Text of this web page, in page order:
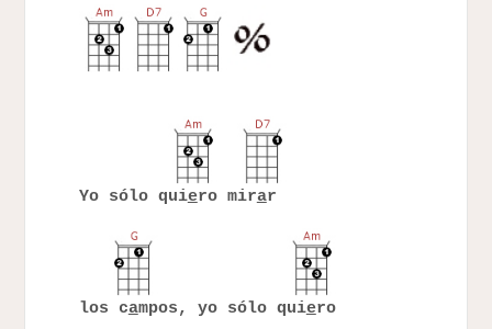
Yo sólo quiero mirar
los campos, yo sólo quiero